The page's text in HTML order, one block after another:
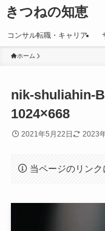
きつねの知恵
コンサル転職・キャリア
ホーム
nik-shuliahin-
1024×668
2021年5月22日 2023
当ページのリンク